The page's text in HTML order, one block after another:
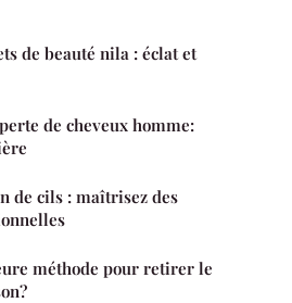
de beauté nila : éclat et
de cheveux homme:
de cils : maîtrisez des
méthode pour retirer le